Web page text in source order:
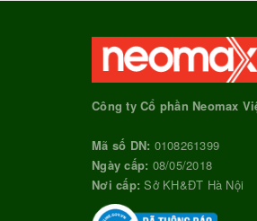
Công ty Cổ phần Neomax
Mã số DN: 0108261399
Ngày cấp: 08/05/2018
Nơi cấp: Sở KH&ĐT Hà Nội